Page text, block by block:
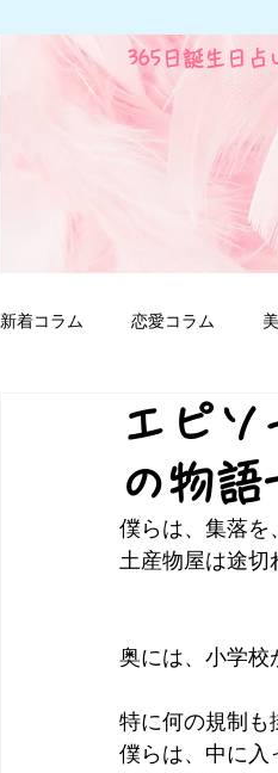
365日誕生日占
新着コラム 恋愛コラム
ファンタジー用語
エピ
の物語
僕らは、集落を
土産物屋は途切
奥には、小学校
特に何の規制も
僕らは、中に入